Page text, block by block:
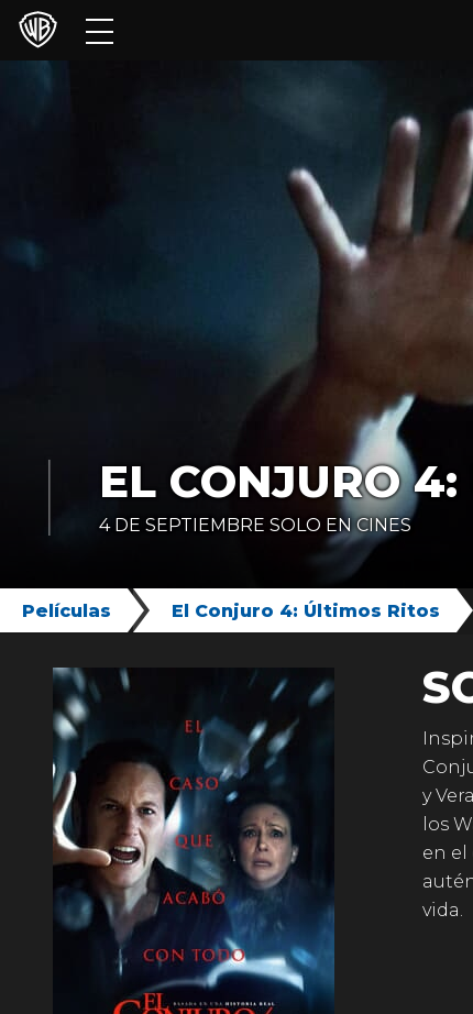
Películas
HBO Max
EL CONJURO
4 DE SEPTIEMBRE SOLO EN CINES
Películas El Conjuro 4: Últimos Ritos
y
los
en el
vida.